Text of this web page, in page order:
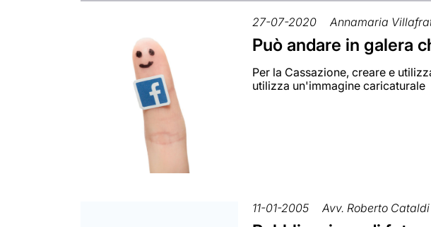
27-07-2020 Annamaria
Può andare in galera
Per la Cassazione, creare e
utilizza un'immagine caricaturale
11-01-2005 Avv. Roberto Cataldi